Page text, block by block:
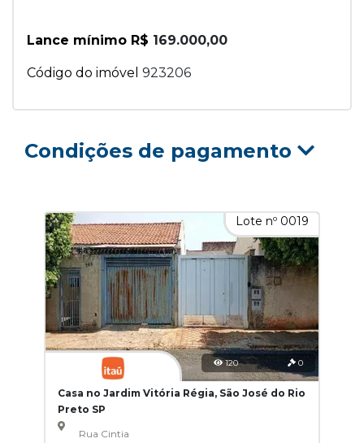
Lance mínimo R$ 169.000,00
Código do imóvel 923206
Condições de pagamento
Lote nº 0019
120 0
Casa no Jardim Vitória Régia, São José do Rio
Preto SP
Rua Cintia